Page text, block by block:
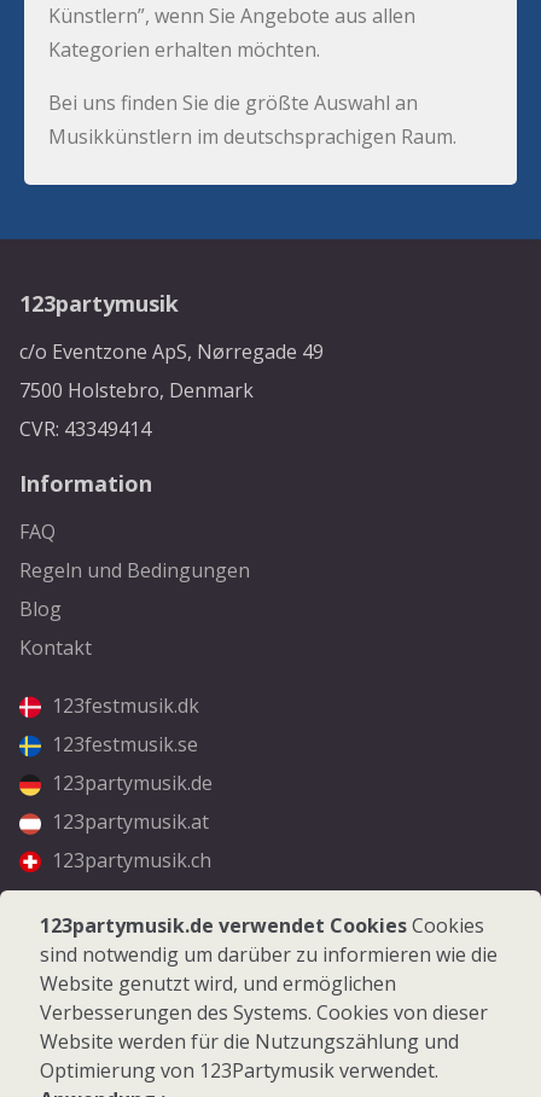
Künstlern”, wenn Sie Angebote aus allen
Kategorien erhalten möchten.
Bei uns finden Sie die größte Auswahl an
Musikkünstlern im deutschsprachigen Raum.
123partymusik
c/o Eventzone ApS, Nørregade 49
7500 Holstebro, Denmark
CVR: 43349414
Information
FAQ
Regeln und Bedingungen
Blog
Kontakt
123festmusik.dk
123festmusik.se
123partymusik.de
123partymusik.at
123partymusik.ch
Folgen Sie uns
Facebook
Instagram
123partymusik.de verwendet CookiesCookies
sind notwendig um darüber zu informieren wie die
Website genutzt wird, und ermöglichen
Verbesserungen des Systems. Cookies von dieser
Website werden für die Nutzungszählung und
Optimierung von 123Partymusik verwendet.